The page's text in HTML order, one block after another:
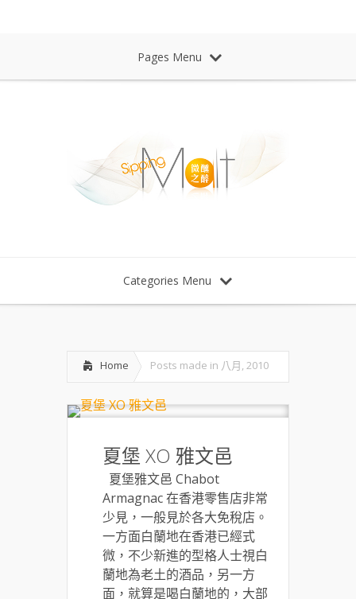
Pages Menu
Categories Menu
Home Posts made in 八月, 2010
夏堡 XO 雅文邑
夏堡雅文邑 Chabot
Armagnac 在香港零售店非常
少見，一般見於各大免稅店。
一方面白蘭地在香港已經式
微，不少新進的型格人士視白
蘭地為老土的酒品，另一方
面，就算是喝白蘭地的，大部